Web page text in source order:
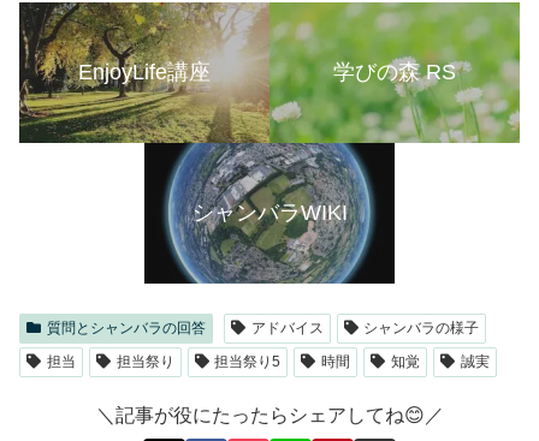
EnjoyLife講座 学びの森 RS
シャンバラWIKI
質問とシャンバラの回答 アドバイス
シャンバラの様子
担当
担当祭り 担当祭り5 時間 知覚 誠実
＼記事が役にたったらシェアしてね😊／